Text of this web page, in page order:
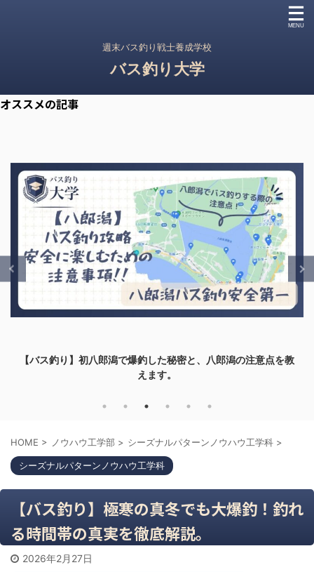
週末バス釣り戦士養成学校
バス釣り大学
オススメの記事
注意点を教
【バス釣り】タックルの値段が釣果に影響を及ぼ
HOME > ノウハウ工学部 > シーズナルパターンノウハウ工学科 >
シーズナルパターンノウハウ工学科
【バス釣り】極寒の真冬でも大爆釣！釣れ
る時間帯の真実を徹底解説。
2026年2月27日